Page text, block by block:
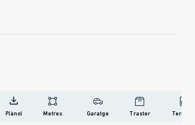
Plànol Metres Garatge Traster Terrassa